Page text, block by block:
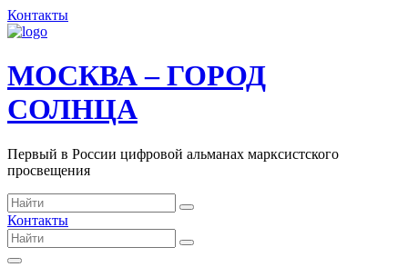
Контакты
МОСКВА – ГОРОД
СОЛНЦА
Первый в России цифровой альманах марксистского
просвещения
Контакты